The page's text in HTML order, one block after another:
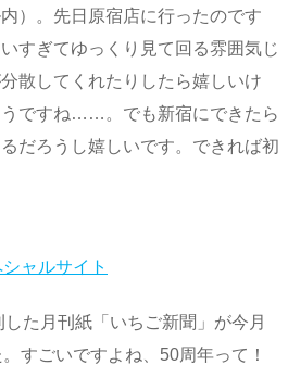
）。先日原宿店に行ったのです
すぎてゆっくり見て回る雰囲気じ
散してくれたりしたら嬉しいけ
うですね……。でも新宿にできたら
だろうし嬉しいです。できれば初
ャルサイト
た月刊紙「いちご新聞」が今月
すごいですよね、50周年って！